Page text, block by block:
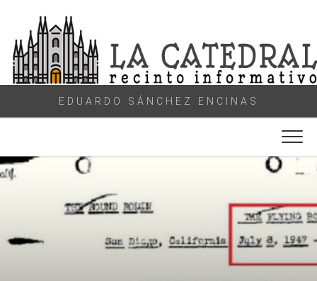
content
EDUARDO SÁNCHEZ ENCINAS